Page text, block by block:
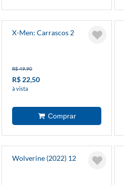
X-Men: Carrascos 2
R$ 49,90
R$ 22,50
à vista
Wolverine (2022) 12